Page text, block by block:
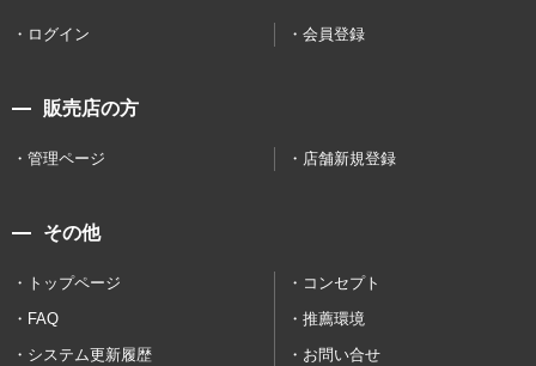
ログイン 会員登録
販売店の方
管理ページ 店舗新規登録
その他
トップページ
コンセプト
FAQ
推薦環境
システム更新履歴
お問い合せ